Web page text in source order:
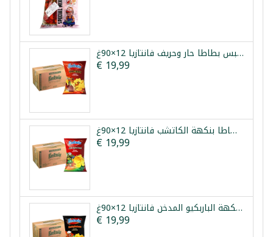
طرد شيبس بطاطا حار وحريف فانتازيا 12×90غ
€ 19,99
طرد شيبس بطاطا بنكهة الكاتشب فانتازيا 12×90غ
€ 19,99
طرد شيبس بطاطا بنكهة الباربكيو المدخن فانتازيا 12×90غ
€ 19,99